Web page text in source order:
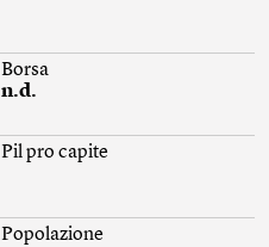
Borsa
n.d.
Pil pro capite
Popolazione